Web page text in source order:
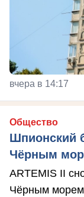
вчера в 14:17
Общество
Шпионский
Чёрным
ARTEMIS II
Чёрным морем